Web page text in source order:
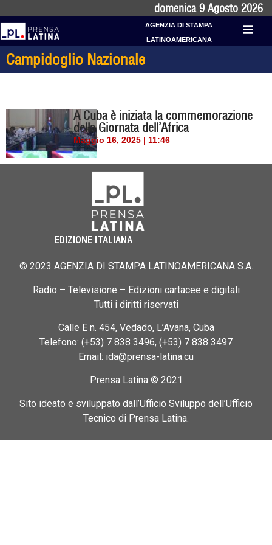
domenica 9 Agosto 2026
AGENZIA DI STAMPA
LATINOAMERICANA
Campidoglio Nazionale
A Cuba è iniziata la commemorazione
della Giornata dell’Africa
Maggio 16, 2025 | 11:46
EDIZIONE ITALIANA
© 2023 AGENZIA DI STAMPA LATINOAMERICANA S.A.
Radio – Televisione – Edizioni cartacee e digitali
Tutti i diritti riservati
Calle E n. 454, Vedado, L’Avana, Cuba
Telefono: (+53) 7 838 3496, (+53) 7 838 3497
Email: ida@prensa-latina.cu
Prensa Latina © 2021
Sito ideato e sviluppato dall’Ufficio Sviluppo dell’Ufficio
Tecnico di Prensa Latina.